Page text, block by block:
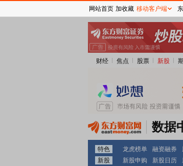
财经 焦点 股票 新股
数据
特色 龙虎榜单 融资融券
新股
新股申购 新股日历
网站首页 加收藏 移动客户端